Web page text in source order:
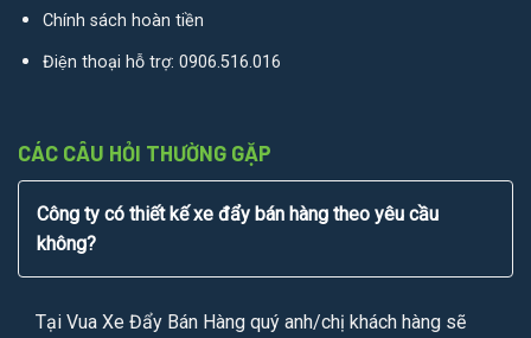
Chính sách hoàn tiền
Điện thoại hỗ trợ: 0906.516.016
CÁC CÂU HỎI THƯỜNG GẶP
Công ty có thiết kế xe đẩy bán hàng theo yêu cầu
không?
Tại Vua Xe Đẩy Bán Hàng quý anh/chị khách hàng sẽ